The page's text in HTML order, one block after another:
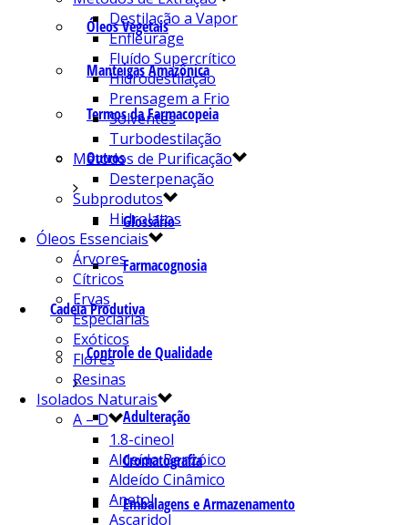
Óleos Vegetais
Manteigas Amazônica
Termos da Farmacopeia
Outros
Glossário
Farmacognosia
Cadeia Produtiva
Controle de Qualidade
Adulteração
Cromatografia
Embalagens e Armazenamento
Destilação a Vapor
Enfleurage
Fluído Supercrítico
Hidrodestilação
Prensagem a Frio
Solventes
Turbodestilação
Métodos de Purificação
Desterpenação
Subprodutos
Hidrolatos
Óleos Essenciais
Árvores
Cítricos
Ervas
Especiarias
Exóticos
Flores
Resinas
Isolados Naturais
A – D
1.8-cineol
Aldeído Benzóico
Aldeído Cinâmico
Anetol
Ascaridol